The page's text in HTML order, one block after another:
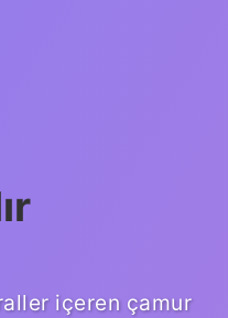
içeren çamur